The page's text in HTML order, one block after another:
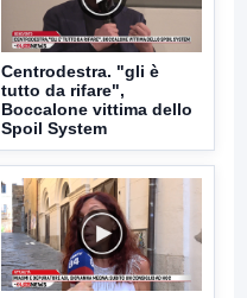
Centrodestra. "gli è
tutto da rifare",
Boccalone vittima dello
Spoil System